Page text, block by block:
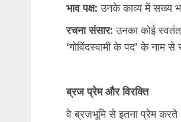
भाव पक्ष: उनके काव्य में सख्य
रचना संसार: उनका कोई
‘गोविंदस्वामी के पद’ के नाम
ब्रज प्रेम और विरक्ति
वे ब्रजभूमि से इतना प्रेम करते